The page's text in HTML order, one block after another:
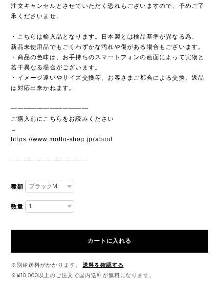
注文キャンセルとさせていただく恐れもございますので、予めご了
承くださいませ。
・こちらは輸入品となります。日本製とは検品基準が異なる為、
新品未使用品でもごくわずかな汚れや傷がある場合もございます。
・商品の色味は、お手持ちのスマートフォンの画面によって実物と
若干異なる場合がございます。
・イメージ違いやサイズ交換等、お客さまご都合による交換、返品
は対応出来かねます。
————————————
ご購入前にこちらをお読みください
→
https://www.motto-shop.jp/about
————————————
種類
数量
カートに入れる
※別途送料がかかります。
送料を確認する
※¥10,000以上のご注文で国内送料が無料になります。